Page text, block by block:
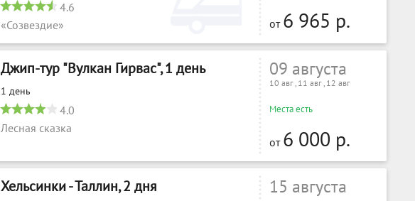
4.6
«Созвездие»
от 6 965 р.
Джип-тур "Вулкан Гирвас", 1 день
1 день
4.0
Лесная сказка
09 августа
10 авг , 11 авг , 12 авг
Места есть
от 6 000 р.
Хельсинки - Таллин, 2 дня 15 августа